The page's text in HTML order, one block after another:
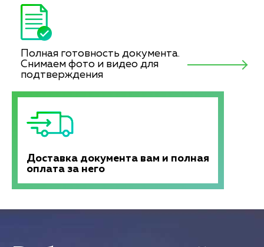
Полная готовность документа.
Снимаем фото и видео для
подтверждения
Доставка документа вам и полная
оплата за него